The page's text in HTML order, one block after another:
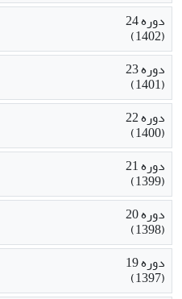
دوره 24
(1402)
دوره 23
(1401)
دوره 22
(1400)
دوره 21
(1399)
دوره 20
(1398)
دوره 19
(1397)